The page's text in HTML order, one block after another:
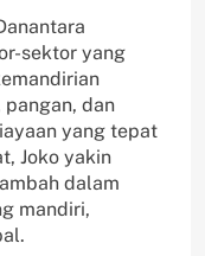
sektor yang
dan
yang tepat
Joko yakin
dalam
mandiri,